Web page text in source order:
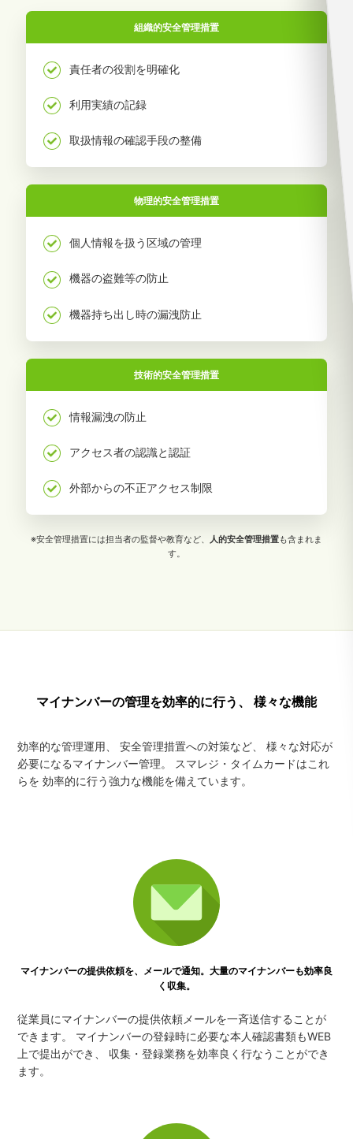
組織的安全管理措置
責任者の役割を明確化
利用実績の記録
取扱情報の確認手段の整備
物理的安全管理措置
個人情報を扱う区域の管理
機器の盗難等の防止
機器持ち出し時の漏洩防止
技術的安全管理措置
情報漏洩の防止
アクセス者の認識と認証
外部からの不正アクセス制限
※安全管理措置には担当者の監督や教育など、 人的安全管理措置も含まれま
す。
マイナンバーの管理を効率的に行う、 様々な機能
効率的な管理運用、 安全管理措置への対策など、
様々な対応が
必要になるマイナンバー管理。
スマレジ・タイムカードはこれ
らを 効率的に行う強力な機能を備えています。
マイナンバーの提供依頼を、メールで通知。大量のマイナンバーも効率良
く収集。
従業員にマイナンバーの提供依頼メールを一斉送信することが
できます。 マイナンバーの登録時に必要な本人確認書類もWEB
上で提出ができ、 収集・登録業務を効率良く行なうことができ
ます。